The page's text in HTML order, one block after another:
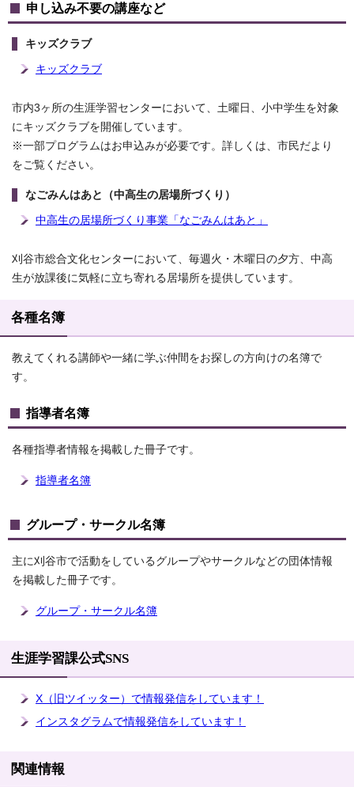
申し込み不要の講座など
キッズクラブ
キッズクラブ
市内3ヶ所の生涯学習センターにおいて、土曜日、小中学生を対象
にキッズクラブを開催しています。
※一部プログラムはお申込みが必要です。詳しくは、市民だより
をご覧ください。
なごみんはあと（中高生の居場所づくり）
中高生の居場所づくり事業「なごみんはあと」
刈谷市総合文化センターにおいて、毎週火・木曜日の夕方、中高
生が放課後に気軽に立ち寄れる居場所を提供しています。
各種名簿
教えてくれる講師や一緒に学ぶ仲間をお探しの方向けの名簿で
す。
指導者名簿
各種指導者情報を掲載した冊子です。
指導者名簿
グループ・サークル名簿
主に刈谷市で活動をしているグループやサークルなどの団体情報
を掲載した冊子です。
グループ・サークル名簿
生涯学習課公式SNS
X（旧ツイッター）で情報発信をしています！
インスタグラムで情報発信をしています！
関連情報